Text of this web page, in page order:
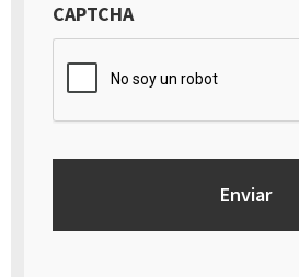
de carácter personal, así como a la
prestado para el tratamiento de los
dirigido a la dirección Calle Italia núm. 1
Alicante - España
CAPTCHA